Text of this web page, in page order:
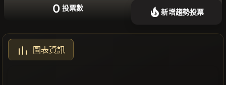
0 投票數 新增趨勢投票
圖表資訊